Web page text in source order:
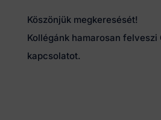
Köszönjük megkeresését!
Kollégánk hamarosan felveszi
kapcsolatot.